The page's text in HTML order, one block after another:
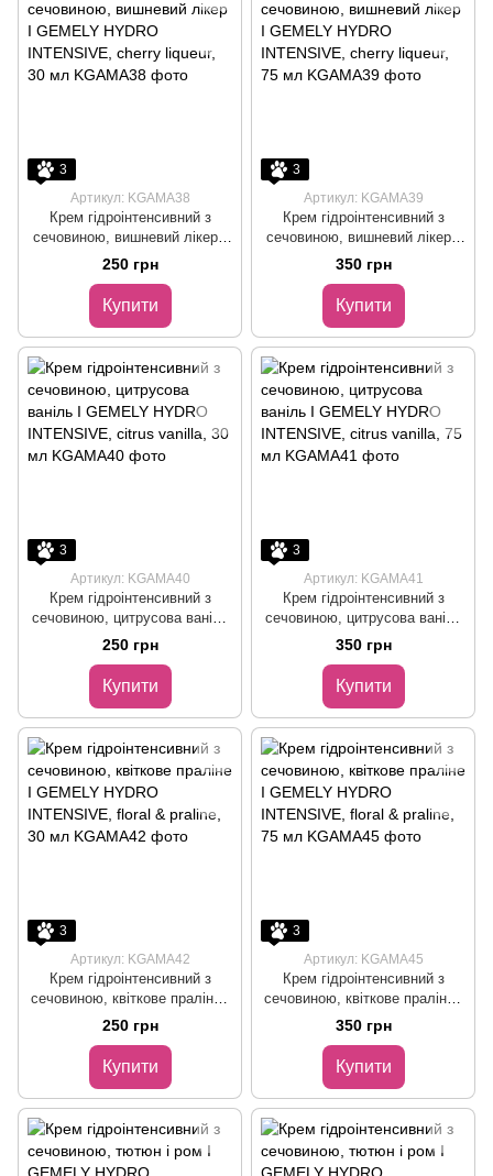
3
Артикул: KGAMA38
Крем гідроінтенсивний з
сечовиною, вишневий лікер I
GEMELY HYDRO INTENSIVE,
cherry liqueur, 30 мл
250 грн
Купити
3
Артикул: KGAMA39
Крем гідроінтенсивний з
сечовиною, вишневий лікер I
GEMELY HYDRO INTENSIVE,
cherry liqueur, 75 мл
350 грн
Купити
3
Артикул: KGAMA40
Крем гідроінтенсивний з
сечовиною, цитрусова ваніль
I GEMELY HYDRO
INTENSIVE, citrus vanilla, 30
250 грн
Купити
3
Артикул: KGAMA41
Крем гідроінтенсивний з
сечовиною, цитрусова ваніль
I GEMELY HYDRO
INTENSIVE, citrus vanilla, 75
350 грн
Купити
3
Артикул: KGAMA42
Крем гідроінтенсивний з
сечовиною, квіткове праліне I
GEMELY HYDRO INTENSIVE,
floral & praline, 30 мл
250 грн
Купити
3
Артикул: KGAMA45
Крем гідроінтенсивний з
сечовиною, квіткове праліне I
GEMELY HYDRO INTENSIVE,
floral & praline, 75 мл
350 грн
Купити